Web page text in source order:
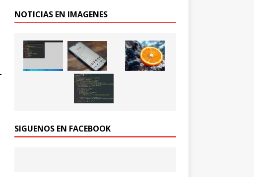
NOTICIAS EN IMAGENES
SIGUENOS EN FACEBOOK